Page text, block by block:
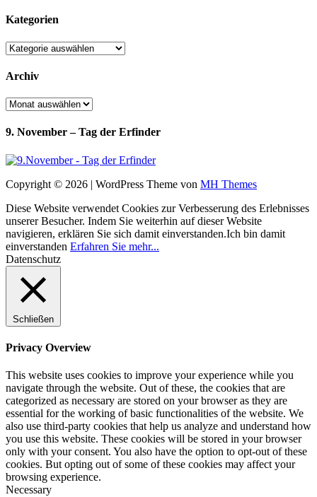
Kategorien
Kategorien
Archiv
Archiv
9. November – Tag der Erfinder
Copyright © 2026 | WordPress Theme von MH Themes
Diese Website verwendet Cookies zur Verbesserung des Erlebnisses
unserer Besucher. Indem Sie weiterhin auf dieser Website
navigieren, erklären Sie sich damit einverstanden.Ich bin damit
einverstanden Erfahren Sie mehr...
Datenschutz
Schließen
Privacy Overview
This website uses cookies to improve your experience while you
navigate through the website. Out of these, the cookies that are
categorized as necessary are stored on your browser as they are
essential for the working of basic functionalities of the website. We
also use third-party cookies that help us analyze and understand how
you use this website. These cookies will be stored in your browser
only with your consent. You also have the option to opt-out of these
cookies. But opting out of some of these cookies may affect your
browsing experience.
Necessary